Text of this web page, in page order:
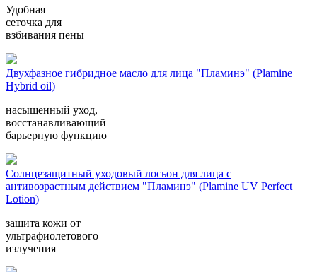
Удобная
сеточка для
взбивания пены
Двухфазное гибридное масло для лица "Пламинэ" (Plamine
Hybrid oil)
насыщенный уход,
восстанавливающий
барьерную функцию
Солнцезащитный уходовый лосьон для лица с
антивозрастным действием "Пламинэ" (Plamine UV Perfect
Lotion)
защита кожи от
ультрафиолетового
излучения